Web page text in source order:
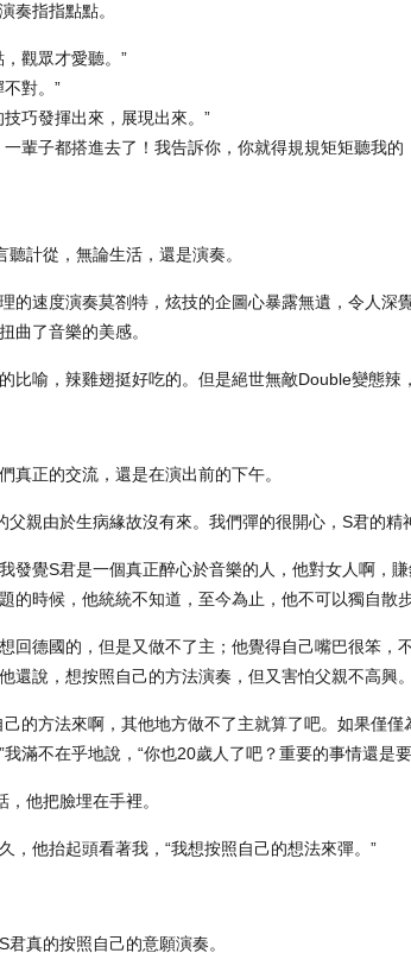
奏指指點點。
，觀眾才愛聽。”
對。”
技巧發揮出來，展現出來。”
一輩子都搭進去了！我告訴你，你就得規規矩矩聽我的
聽計從，無論生活，還是演奏。
的速度演奏莫劄特，炫技的企圖心暴露無遺，令人
曲了音樂的美感。
比喻，辣雞翅挺好吃的。但是絕世無敵Double變態辣
真正的交流，還是在演出前的下午。
父親由於生病緣故沒有來。我們彈的很開心，S君的精
發覺S君是一個真正醉心於音樂的人，他對女人啊，
的時候，他統統不知道，至今為止，他不可以獨自散
回德國的，但是又做不了主；他覺得自己嘴巴很笨
還說，想按照自己的方法演奏，但又害怕父親不高興。
己的方法來啊，其他地方做不了主就算了吧。如果僅
我滿不在乎地說，“你也20歲人了吧？重要的事情還是
，他把臉埋在手裡。
，他抬起頭看著我，“我想按照自己的想法來彈。”
君真的按照自己的意願演奏。